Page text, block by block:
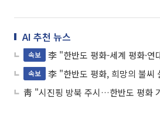
AI 추천 뉴스
속보 李 "한반도 평화-세계 평화·연대 선순
속보
李 "한반도 평화, 희망의 불씨
靑 "시진핑 방북 주시…한반도 평화